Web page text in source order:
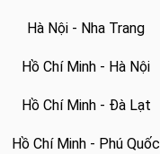
Hà Nội - Nha Trang
Hồ Chí Minh - Hà Nội
Hồ Chí Minh - Đà Lạt
Hồ Chí Minh - Phú Quốc